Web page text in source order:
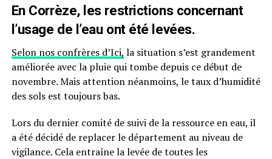
En Corrèze, les restrictions concernant
l’usage de l’eau ont été levées.
Selon nos confrères d’Ici, la situation s’est grandement
améliorée avec la pluie qui tombe depuis ce début de
novembre. Mais attention néanmoins, le taux d’humidité
des sols est toujours bas.
Lors du dernier comité de suivi de la ressource en eau, il
a été décidé de replacer le département au niveau de
vigilance. Cela entraîne la levée de toutes les